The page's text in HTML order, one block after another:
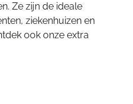
Ze zijn de ideale
ziekenhuizen en
ook onze extra